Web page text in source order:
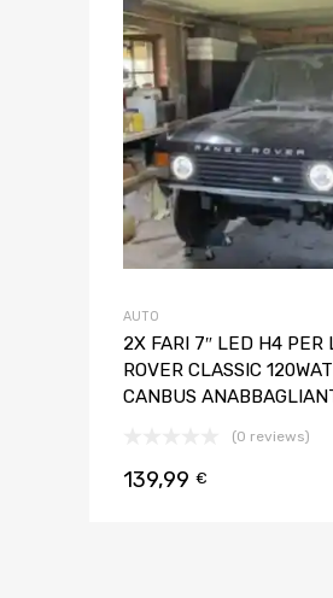
AUTO
2X FARI 7″ LED H4 PER
ROVER CLASSIC
CANBUS
(0 reviews)
139,99 €